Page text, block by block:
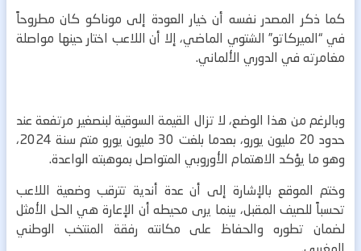
كما ذكر المصدر نفسه أن خيار العودة إلى موناكو كان مطروحاً
في “الميركاتو” الشتوي الماضي، إلا أن اللاعب اختار حينها مواصلة
مغامرته في الدوري الألماني.
وبالرغم من هذا الوضع، لا تزال القيمة السوقية لبنصغير مرتفعة عند
حدود 20 مليون يورو، بعدما بلغت 30 مليون يورو متم سنة 2024،
وهو ما يؤكد الاهتمام الأوروبي المتواصل بموهبته الواعدة.
وختم الموقع بالإشارة إلى أن عدة أندية تترقب وضعية اللاعب
تحسباً للصيف المقبل، بينما يرى محيطه أن الإعارة هي الحل الأمثل
لضمان تطوره والحفاظ على مكانته رفقة المنتخب الوطني